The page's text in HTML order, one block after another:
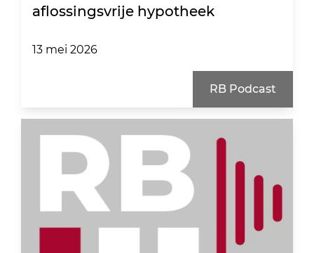
aflossingsvrije hypotheek
13 mei 2026
RB Podcast